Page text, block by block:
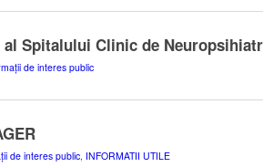
Spitalului Clinic de
de interes public
de interes public, INFORMATII UTILE